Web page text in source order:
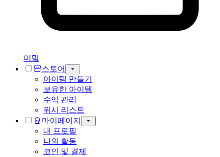
미밐
스토어
아이템 만들기
보유한 아이템
수익 관리
위시 리스트
마이페이지
내 프로필
나의 활동
코인 및 결제